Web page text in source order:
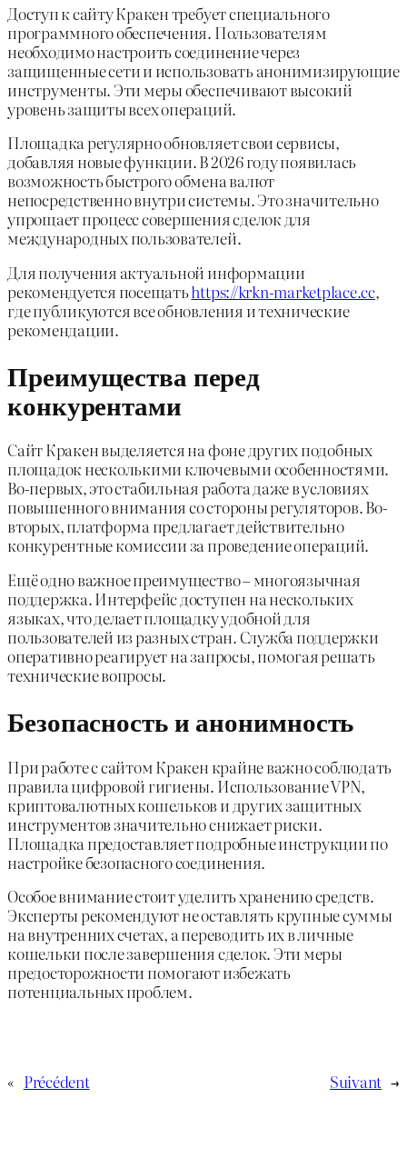
Доступ к сайту Кракен требует специального
программного обеспечения. Пользователям
необходимо настроить соединение через
защищенные сети и использовать анонимизирующие
инструменты. Эти меры обеспечивают высокий
уровень защиты всех операций.
Площадка регулярно обновляет свои сервисы,
добавляя новые функции. В 2026 году появилась
возможность быстрого обмена валют
непосредственно внутри системы. Это значительно
упрощает процесс совершения сделок для
международных пользователей.
Для получения актуальной информации
рекомендуется посещатьhttps://krkn-marketplace.cc,
где публикуются все обновления и технические
рекомендации.
Преимущества перед
конкурентами
Сайт Кракен выделяется на фоне других подобных
площадок несколькими ключевыми особенностями.
Во-первых, это стабильная работа даже в условиях
повышенного внимания со стороны регуляторов. Во-
вторых, платформа предлагает действительно
конкурентные комиссии за проведение операций.
Ещё одно важное преимущество – многоязычная
поддержка. Интерфейс доступен на нескольких
языках, что делает площадку удобной для
пользователей из разных стран. Служба поддержки
оперативно реагирует на запросы, помогая решать
технические вопросы.
Безопасность и анонимность
При работе с сайтом Кракен крайне важно соблюдать
правила цифровой гигиены. Использование VPN,
криптовалютных кошельков и других защитных
инструментов значительно снижает риски.
Площадка предоставляет подробные инструкции по
настройке безопасного соединения.
Особое внимание стоит уделить хранению средств.
Эксперты рекомендуют не оставлять крупные суммы
на внутренних счетах, а переводить их в личные
кошельки после завершения сделок. Эти меры
предосторожности помогают избежать
потенциальных проблем.
« Précédent Suivant →